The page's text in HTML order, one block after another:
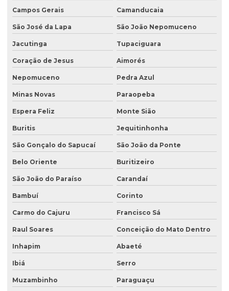
Licenciamento ambiental para loteamento
Licenciamento ambiental para loteamento urbano
Licenciamento ambiental para mineração
Licenciamento ambiental para movimentação de terra
Licenciamento ambiental de oficina mecânica
Licenciamento ambiental para postos de combustíveis
Licenciamento ambiental de rodovias
Licenciamento ambiental trifásico
Licenciamento ambiental em unidades de conservação
Licenciamento ambiental urbano
Monitoramento de efluentes
Monitoramento de efluentes líquidos
Passivo ambiental investigação detalhada
Perfuração de poço de monitoramento
Plano de monitoramento de efluentes
Campos Gerais Camanducaia
São José da Lapa São João Nepomuceno
Jacutinga Tupaciguara
Coração de Jesus Aimorés
Nepomuceno Pedra Azul
Minas Novas Paraopeba
Espera Feliz Monte Sião
Buritis Jequitinhonha
São Gonçalo do Sapucaí São João da Ponte
Belo Oriente Buritizeiro
São João do Paraíso Carandaí
Bambuí Corinto
Carmo do Cajuru Francisco Sá
Raul Soares Conceição do Mato Dentro
Inhapim Abaeté
Ibiá Serro
Muzambinho Paraguaçu